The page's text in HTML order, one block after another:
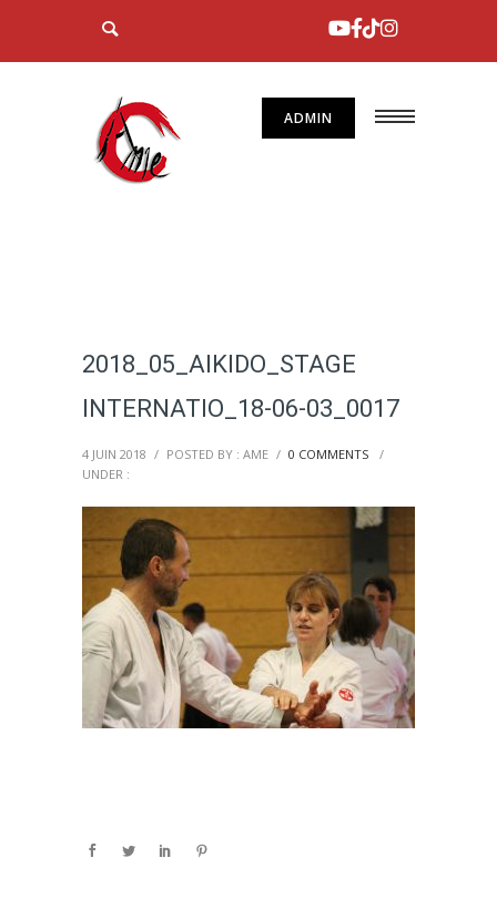
ADMIN
2018_05_AIKIDO_STAGE
INTERNATIO_18-06-03_0017
4 JUIN 2018 / POSTED BY : AME / 0 COMMENTS
/
UNDER :